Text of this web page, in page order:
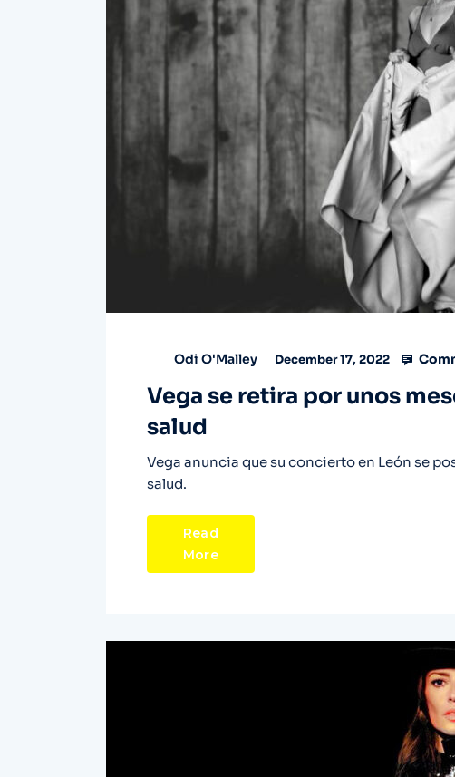
Odi O'Malley December 17, 2022
Vega se retira por unos
salud
Vega anuncia que su concierto en León se
salud.
Read
More